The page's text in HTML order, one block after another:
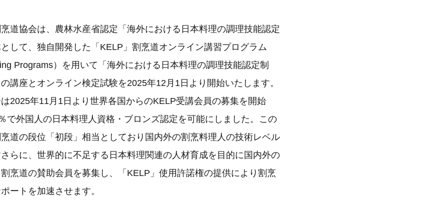
道協会は、農林水産省認定「海外における日本料理の調理技能認定
して、独自開発した「KELP」割烹道オンライン講習プログラム
Programs）を用いて「海外における日本料理の調理技能認定制
講座とオンライン検定試験を2025年12月1日より開始いたします。
2025年11月1日より世界各国からのKELP受講会員の募集を開始
で外国人の日本料理人資格・ブロンズ認定を可能にしました。この
烹道の段位「初段」相当としており国内外の割烹料理人の技術レベル
らに、世界的に不足する日本料理関連の人材育成を目的に国内外の
烹道の賛助会員を募集し、「KELP」使用許諾権の提供により割烹
ートを加速させます。